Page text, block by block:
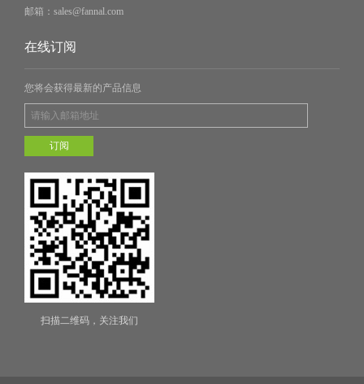
邮箱： sales@fannal.com
在线订阅
您将会获得最新的产品信息
订阅
扫描二维码，关注我们